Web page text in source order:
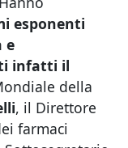
esponenti
e
infatti il
della
, il Direttore
farmaci